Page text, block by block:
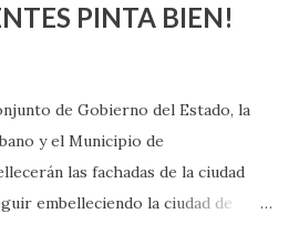
PINTA BIEN!
de Gobierno del Estado, la
y el Municipio de
las fachadas de la ciudad
embelleciendo la ciudad de